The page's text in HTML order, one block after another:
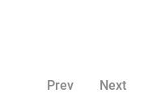
Prev Next